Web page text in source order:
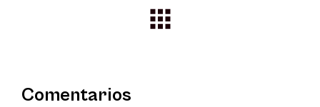
Comentarios